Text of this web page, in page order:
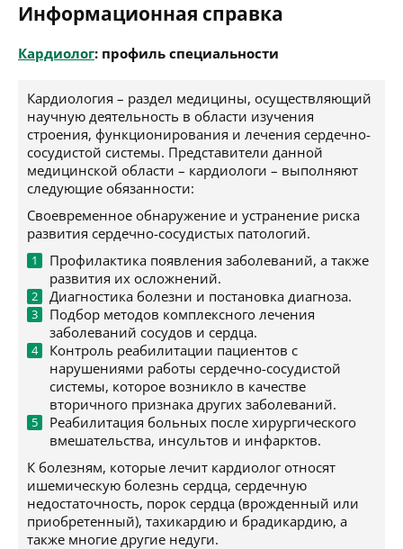
Информационная справка
Кардиолог: профиль специальности
Кардиология – раздел медицины, осуществляющий
научную деятельность в области изучения
строения, функционирования и лечения сердечно-
сосудистой системы. Представители данной
медицинской области – кардиологи – выполняют
следующие обязанности:
Своевременное обнаружение и устранение риска
развития сердечно-сосудистых патологий.
Профилактика появления заболеваний, а также
развития их осложнений.
Диагностика болезни и постановка диагноза.
Подбор методов комплексного лечения
заболеваний сосудов и сердца.
Контроль реабилитации пациентов с
нарушениями работы сердечно-сосудистой
системы, которое возникло в качестве
вторичного признака других заболеваний.
Реабилитация больных после хирургического
вмешательства, инсультов и инфарктов.
К болезням, которые лечит кардиолог относят
ишемическую болезнь сердца, сердечную
недостаточность, порок сердца (врожденный или
приобретенный), тахикардию и брадикардию, а
также многие другие недуги.